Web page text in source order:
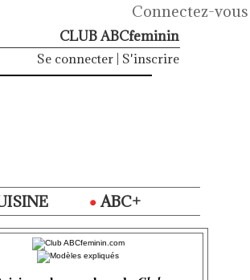
Connectez-vous
CLUB ABCfeminin
Se connecter S'inscrire
ABC+